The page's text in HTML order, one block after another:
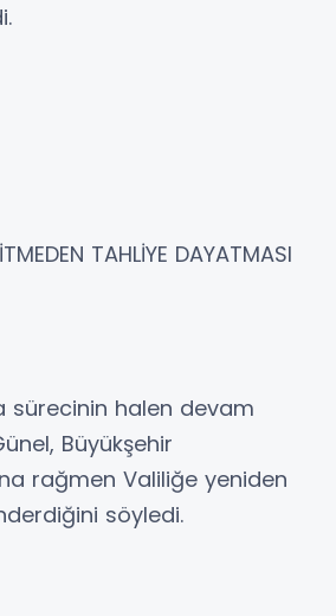
TAHLİYE DAYATMASI
sürecinin halen devam
Büyükşehir
rağmen Valiliğe yeniden
söyledi.